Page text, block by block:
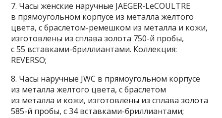
7. Часы женские наручные JAEGER-LeCOULTRE
в прямоугольном корпусе из металла желтого
цвета, с браслетом-ремешком из металла и кожи,
изготовлены из сплава золота 750-й пробы,
с 55 вставками-бриллиантами. Коллекция:
REVERSO;
8. Часы наручные JWC в прямоугольном корпусе
из металла желтого цвета, с браслетом
из металла и кожи, изготовлены из сплава золота
585-й пробы, с 34 вставками-бриллиантами;